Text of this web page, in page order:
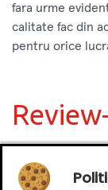
fara urme
calitate fac din
pentru orice
Deții sau